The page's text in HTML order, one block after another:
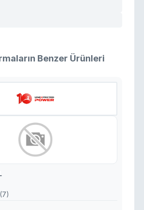
Benzer Ürünleri